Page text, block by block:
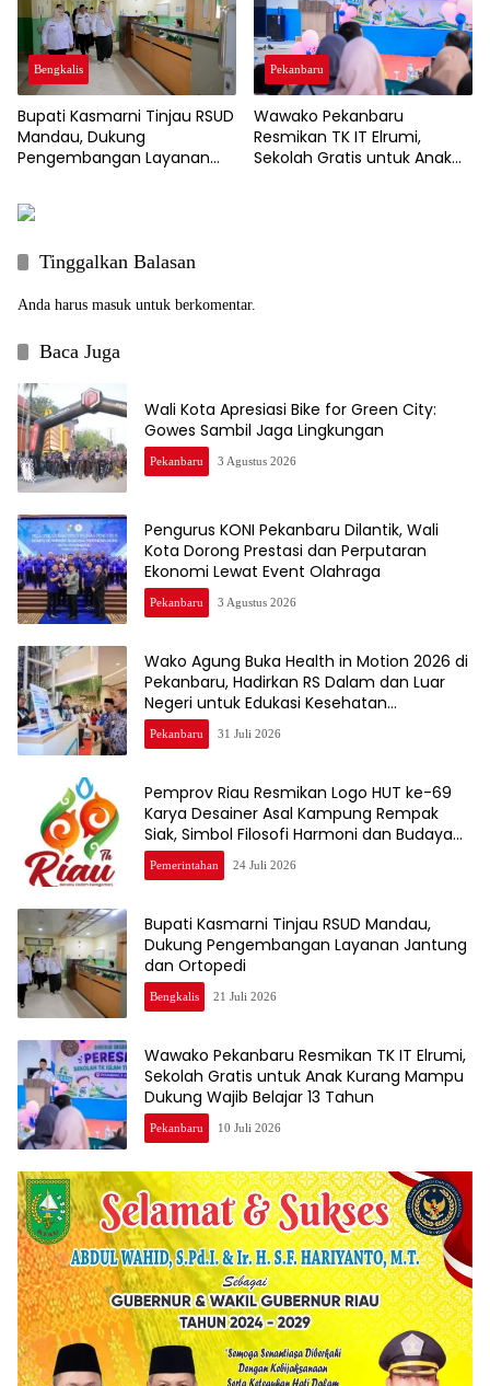
Bengkalis
Bupati Kasmarni Tinjau RSUD
Mandau, Dukung
Pengembangan Layanan
Pekanbaru
Wawako Pekanbaru
Resmikan TK IT Elrumi,
Sekolah Gratis untuk Anak
Tinggalkan Balasan
Anda harus masuk untuk berkomentar.
Baca Juga
Wali Kota Apresiasi Bike for Green City:
Gowes Sambil Jaga Lingkungan
Pekanbaru 3 Agustus 2026
Pengurus KONI Pekanbaru Dilantik, Wali
Kota Dorong Prestasi dan Perputaran
Ekonomi Lewat Event Olahraga
Pekanbaru 3 Agustus 2026
Wako Agung Buka Health in Motion 2026 di
Pekanbaru, Hadirkan RS Dalam dan Luar
Negeri untuk Edukasi Kesehatan
Masyarakat
Pekanbaru 31 Juli 2026
Pemprov Riau Resmikan Logo HUT ke-69
Karya Desainer Asal Kampung Rempak
Siak, Simbol Filosofi Harmoni dan Budaya
Melayu
Pemerintahan 24 Juli 2026
Bupati Kasmarni Tinjau RSUD Mandau,
Dukung Pengembangan Layanan Jantung
dan Ortopedi
Bengkalis 21 Juli 2026
Wawako Pekanbaru Resmikan TK IT Elrumi,
Sekolah Gratis untuk Anak Kurang Mampu
Dukung Wajib Belajar 13 Tahun
Pekanbaru 10 Juli 2026